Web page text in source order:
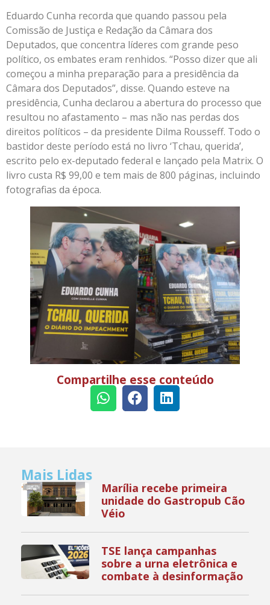
Eduardo Cunha recorda que quando passou pela
Comissão de Justiça e Redação da Câmara dos
Deputados, que concentra líderes com grande peso
político, os embates eram renhidos. “Posso dizer que ali
começou a minha preparação para a presidência da
Câmara dos Deputados”, disse. Quando esteve na
presidência, Cunha declarou a abertura do processo que
resultou no afastamento – mas não nas perdas dos
direitos políticos – da presidente Dilma Rousseff. Todo o
bastidor deste período está no livro ‘Tchau, querida’,
escrito pelo ex-deputado federal e lançado pela Matrix. O
livro custa R$ 99,00 e tem mais de 800 páginas, incluindo
fotografias da época.
Compartilhe esse conteúdo
Mais Lidas
Marília recebe primeira
unidade do Gastropub Cão
Véio
TSE lança campanhas
sobre a urna eletrônica e
combate à desinformação